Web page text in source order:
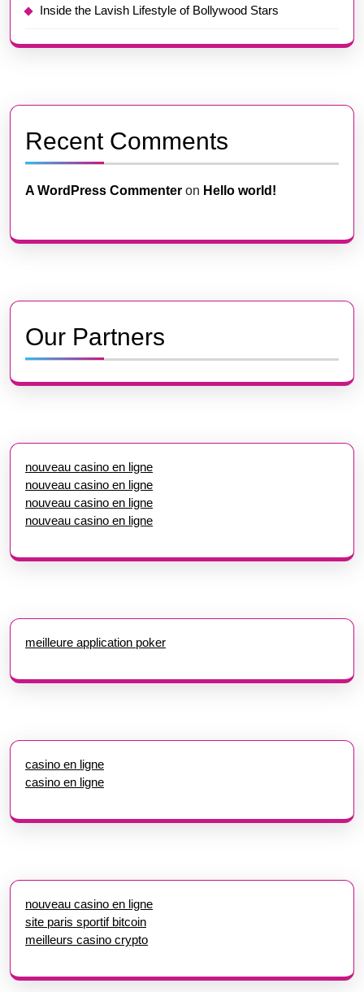
Inside the Lavish Lifestyle of Bollywood Stars
Recent Comments
A WordPress Commenter on Hello world!
Our Partners
nouveau casino en ligne
nouveau casino en ligne
nouveau casino en ligne
nouveau casino en ligne
meilleure application poker
casino en ligne
casino en ligne
nouveau casino en ligne
site paris sportif bitcoin
meilleurs casino crypto